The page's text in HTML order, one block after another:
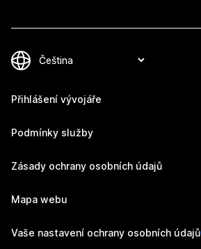
Přihlášení vývojáře
Podmínky služby
Zásady ochrany osobních údajů
Mapa webu
Vaše nastavení ochrany osobních údajů